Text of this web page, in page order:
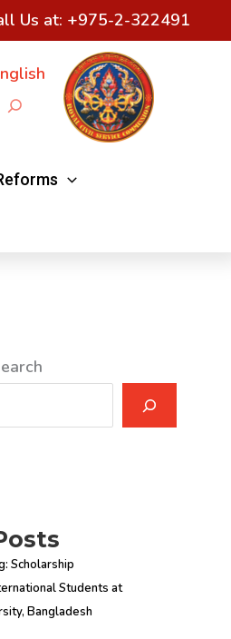
Us at: +975-2-322491
Scholarship
Students at
Bangladesh